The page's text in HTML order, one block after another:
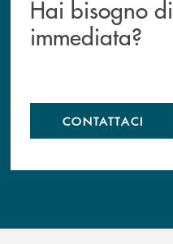
Hai bisogno di
immediata?
CONTATTACI